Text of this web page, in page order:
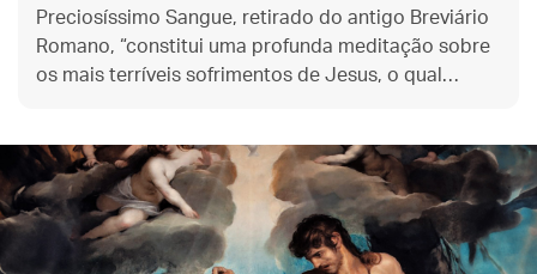
Preciosíssimo Sangue, retirado do antigo Breviário
Romano, “constitui uma profunda meditação sobre
os mais terríveis sofrimentos de Jesus, o qual